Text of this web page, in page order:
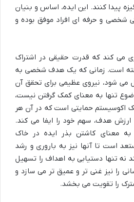
پیدا کنند. این ایده، اساس و بنیان
شخصی و حرفه ای افراد موفق بوده و
می کند که قدرت حقیقی در اشتراک
است. زمانی که یک هدف شخصی به
شود، نیروی عظیمی برای تحقق آن
تنها به معنای کمک گرفتن نیست،
اکوسیستم حمایتی است که در آن هر
ارزش هدف، سهم خود را ایفا می کند.
معنای کاشتن بذر ایده در خاک
است تا آنها نیز به باروری و رشد
نه تنها دستیابی به اهداف را تسهیل
را نیز غنی تر و عمیق تر می سازد و
را تقویت می بخشد.